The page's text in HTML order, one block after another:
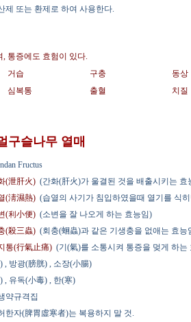
제 또는 환제로 하여 사용한다.
통증에도 효험이 있다.
거습 구충 동상
심복통 출혈 치질
구슬나무 열매
Fructus
(泄肝火) (간화(肝火)가 울결된 것을 배출시키는 효
(淸濕熱) (습열의 사기가 침입하였을때 열기를 식
(利小便) (소변을 잘 나오게 하는 효능임)
(殺三蟲) (회충(蛔蟲)과 같은 기생충을 없애는 효능
통(行氣止痛) (기(氣)를 소통시켜 통증을 멎게 하는
, 방광(膀胱)
, 소장(小腸)
, 유독(小毒)
, 한(寒)
약규격집
한자(脾胃虛寒者)는 복용하지 말 것.